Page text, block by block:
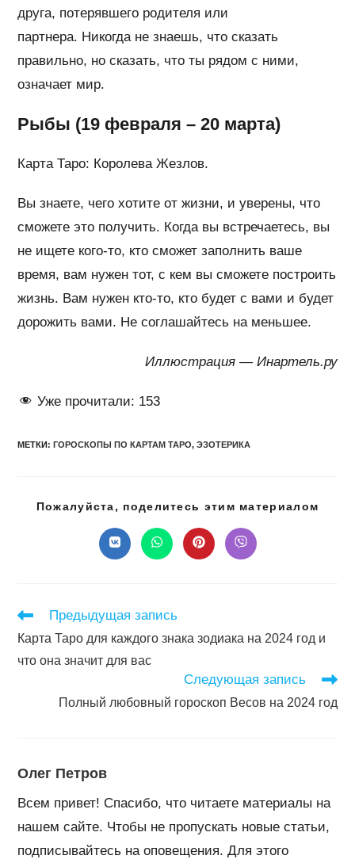
друга, потерявшего родителя или
партнера. Никогда не знаешь, что сказать
правильно, но сказать, что ты рядом с ними,
означает мир.
Рыбы (19 февраля – 20 марта)
Карта Таро: Королева Жезлов.
Вы знаете, чего хотите от жизни, и уверены, что
сможете это получить. Когда вы встречаетесь, вы
не ищете кого-то, кто сможет заполнить ваше
время, вам нужен тот, с кем вы сможете построить
жизнь. Вам нужен кто-то, кто будет с вами и будет
дорожить вами. Не соглашайтесь на меньшее.
Иллюстрация — Инартель.ру
Уже прочитали: 153
МЕТКИ:ГОРОСКОПЫ ПО КАРТАМ ТАРО, ЭЗОТЕРИКА
Пожалуйста, поделитесь этим материалом
Открывается
в
Открывается
в
Открывается
в
Открывается
в
Читать
статьи
Предыдущая запись
Карта Таро для каждого знака зодиака на 2024 год и
что она значит для вас
Следующая запись
Полный любовный гороскоп Весов на 2024 год
Олег Петров
Всем привет! Спасибо, что читаете материалы на
нашем сайте. Чтобы не пропускать новые статьи,
подписывайтесь на оповещения. Для этого